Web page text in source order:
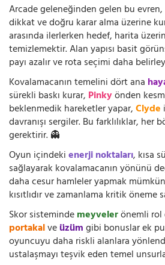
Arcade geleneğinden gelen bu evren,
dikkat ve doğru karar alma üzerine
arasında ilerlerken hedef, harita
temizlemektir. Alan yapısı basit
payı azalır ve rota seçimi daha
Kovalamacanın temelini dört ana
sürekli baskı kurar, Pinkyönden
beklenmedik hareketler yapar,Clyde
davranışı sergiler. Bu farklılıklar,
gerektirir. 👻
Oyun içindekienerji noktaları, kısa
sağlayarak kovalamacanın yönünü
daha cesur hamleler yapmak
kısıtlıdır ve zamanlama kritik öneme
Skor sistemindemeyvelerönemli rol
portakalveüzümgibi bonuslar ek
oyuncuyu daha riskli alanlara
ustalaşmayı teşvik eden temel